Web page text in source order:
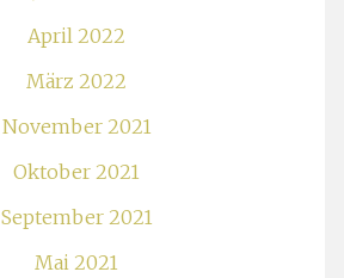
April 2022
März 2022
November 2021
Oktober 2021
September 2021
Mai 2021